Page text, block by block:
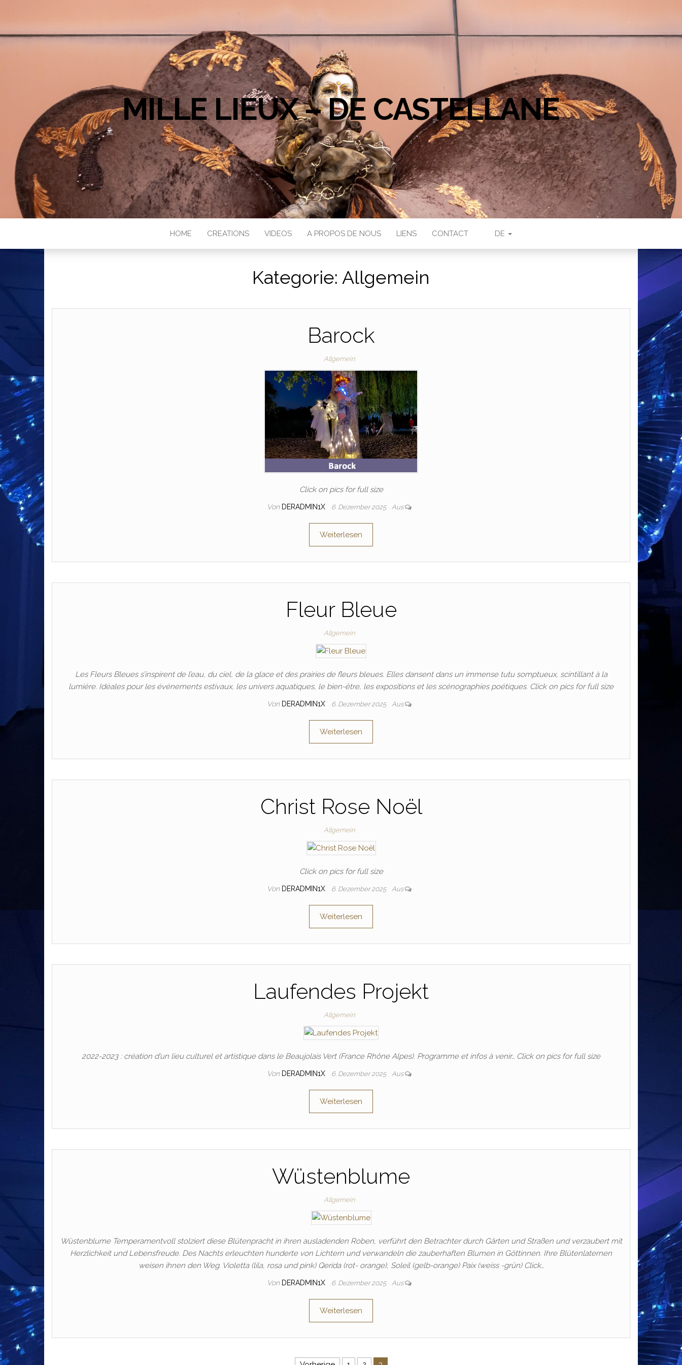
MILLE LIEUX – DE CASTELLANE
HOME CREATIONS VIDEOS A PROPOS DE NOUS LIENS CONTACT DE
Kategorie: Allgemein
Barock
Allgemein
Click on pics for full size
Von DERADMIN1X 6. Dezember 2025 Aus
Weiterlesen
Fleur Bleue
Allgemein
Les Fleurs Bleues s’inspirent de l’eau, du ciel, de la glace et des prairies de fleurs bleues. Elles dansent dans un immense tutu somptueux, scintillant à la
lumière. Idéales pour les événements estivaux, les univers aquatiques, le bien-être, les expositions et les scénographies poétiques. Click on pics for full size
Von DERADMIN1X 6. Dezember 2025 Aus
Weiterlesen
Christ Rose Noël
Allgemein
Click on pics for full size
Von DERADMIN1X 6. Dezember 2025 Aus
Weiterlesen
Laufendes Projekt
Allgemein
2022-2023 : création d’un lieu culturel et artistique dans le Beaujolais Vert (France Rhône Alpes). Programme et infos à venir… Click on pics for full size
Von DERADMIN1X 6. Dezember 2025 Aus
Weiterlesen
Wüstenblume
Allgemein
Wüstenblume Temperamentvoll stolziert diese Blütenpracht in ihren ausladenden Roben, verführt den Betrachter durch Gärten und Straßen und verzaubert mit
Herzlichkeit und Lebensfreude. Des Nachts erleuchten hunderte von Lichtern und verwandeln die zauberhaften Blumen in Göttinnen. Ihre Blütenlaternen
weisen ihnen den Weg. Violetta (lila, rosa und pink) Qerida (rot- orange), Soleil (gelb-orange) Paix (weiss -grün) Click…
Von DERADMIN1X 6. Dezember 2025 Aus
Weiterlesen